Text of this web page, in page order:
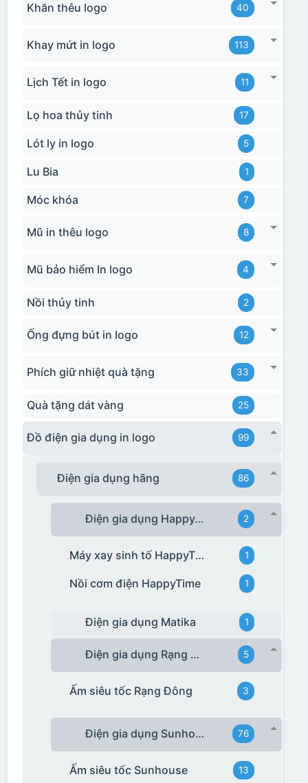
Khăn thêu logo 40
Khay mứt in logo 113
Lịch Tết in logo 11
Lọ hoa thủy tinh 17
Lót ly in logo 5
Lu Bia 1
Móc khóa 7
Mũ in thêu logo 8
Mũ bảo hiểm In logo 4
Nồi thủy tinh 2
Ống đựng bút in logo 12
Phích giữ nhiệt quà tặng 33
Quà tặng dát vàng 25
Đồ điện gia dụng in logo 99
Điện gia dụng hãng 86
Điện gia dụng HappyTime 2
Máy xay sinh tố HappyTime 1
Nồi cơm điện HappyTime 1
Điện gia dụng Matika 1
Điện gia dụng Rạng Đông 5
Ấm siêu tốc Rạng Đông 3
Điện gia dụng Sunhouse 76
Ấm siêu tốc Sunhouse 13